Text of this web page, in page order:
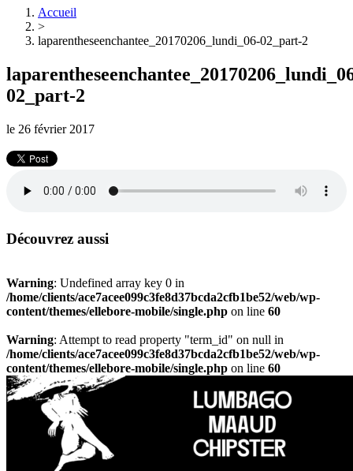
Accueil
>
laparentheseenchantee_20170206_lundi_06-02_part-2
02_part-2
le 26 février 2017
Découvrez aussi
Warning: Undefined array key 0 in
/home/clients/ace7acee099c3fe8d37bcda2cfb1be52/web/wp-
content/themes/ellebore-mobile/single.php on line 60
Warning: Attempt to read property "term_id" on null in
/home/clients/ace7acee099c3fe8d37bcda2cfb1be52/web/wp-
content/themes/ellebore-mobile/single.php on line 60